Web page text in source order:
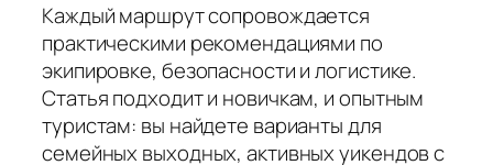
Каждый маршрут сопровождается
практическими рекомендациями по
экипировке, безопасности и логистике.
Статья подходит и новичкам, и опытным
туристам: вы найдете варианты для
семейных выходных, активных уикендов с